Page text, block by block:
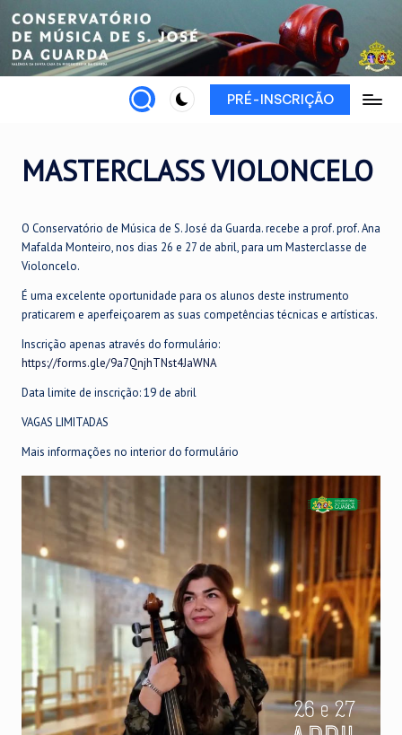
Skip
content
PRÉ-INSCRIÇÃO
MASTERCLASS VIOLONCELO
O Conservatório de Música de S. José da Guarda. recebe a prof. prof. Ana
Mafalda Monteiro, nos dias 26 e 27 de abril, para um Masterclasse de
Violoncelo.
É uma excelente oportunidade para os alunos deste instrumento
praticarem e aperfeiçoarem as suas competências técnicas e artísticas.
Inscrição apenas através do formulário:
https://forms.gle/9a7QnjhTNst4JaWNA
Data limite de inscrição: 19 de abril
VAGAS LIMITADAS
Mais informações no interior do formulário